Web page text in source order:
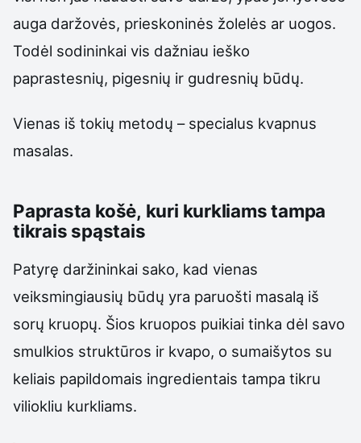
auga daržovės, prieskoninės žolelės ar uogos.
Todėl sodininkai vis dažniau ieško
paprastesnių, pigesnių ir gudresnių būdų.
Vienas iš tokių metodų – specialus kvapnus
masalas.
Paprasta košė, kuri kurkliams tampa
tikrais spąstais
Patyrę daržininkai sako, kad vienas
veiksmingiausių būdų yra paruošti masalą iš
sorų kruopų. Šios kruopos puikiai tinka dėl savo
smulkios struktūros ir kvapo, o sumaišytos su
keliais papildomais ingredientais tampa tikru
viliokliu kurkliams.